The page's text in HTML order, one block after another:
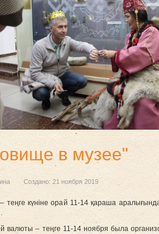
в музее"
Создано: 21 ноября 2019
күніне орай 11-14 қараша
– теңге 11-14 ноября была